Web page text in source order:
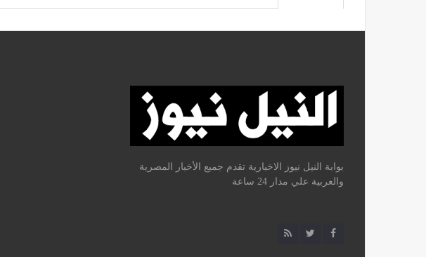
بوابة النيل نيوز الاخبارية تقدم جميع الأخبار المصرية
والعربية علي مدار 24 ساعة